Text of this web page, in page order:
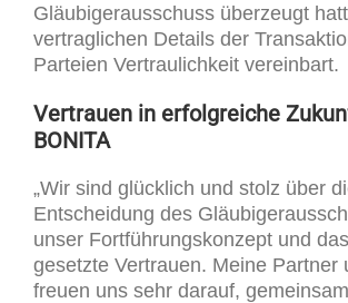
Gläubigerausschuss überzeugt
vertraglichen Details der
Parteien Vertraulichkeit vereinbart.
Vertrauen in erfolgreiche
BONITA
„Wir sind glücklich und stolz über
Entscheidung des
unser Fortführungskonzept und
gesetzte Vertrauen. Meine Partner
freuen uns sehr darauf,